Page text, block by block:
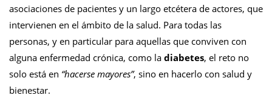
asociaciones de pacientes y un largo etcétera de actores, que
intervienen en el ámbito de la salud. Para todas las
personas, y en particular para aquellas que conviven con
alguna enfermedad crónica, como la diabetes, el reto no
solo está en “hacerse mayores”, sino en hacerlo con salud y
bienestar.